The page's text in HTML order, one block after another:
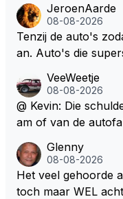
en zullen ben ik
en. Mocht het wel
guit 5 jaar maar
em meer plezier
JeroenAarde
08-08-2026
Tenzij de auto's
an. Auto's die supersnel zijn en waarbij inhalen en v
ronkende motoren
mogelijkheden. Het
nnen en jongens verdeeld
uden dan dat hij op dit
zijn talenten en
eft daar enorm veel
VeeWeetje
08-08-2026
@ Kevin: Die
am of van de
ert nu de
gezegd snap ik de
Glenny
08-08-2026
Het veel gehoorde
toch maar WEL